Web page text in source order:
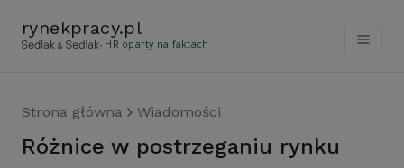
rynekpracy.pl
- HR oparty na faktach
Strona główna Wiadomości
Różnice w postrzeganiu rynku